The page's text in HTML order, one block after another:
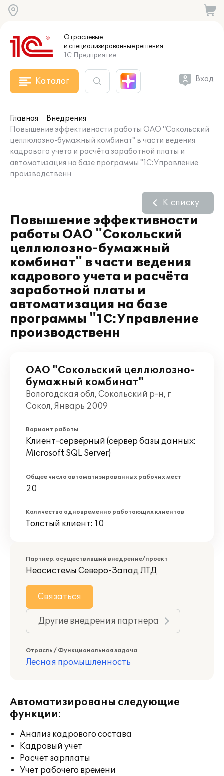
Отраслевые
и специализированныерешения
1С:Предприятие
Каталог Вход
Главная
Внедрения
Повышение эффективности работы ОАО "Сокольский
целлюлозно-бумажный комбинат" в части ведения
кадрового учета и расчёта заработной платы и
автоматизация на базе программы "1С:Управление
производственн
Повышение эффективности
работы ОАО "Сокольский
целлюлозно-бумажный
комбинат" в части ведения
кадрового учета и расчёта
заработной платы и
автоматизация на базе
программы "1С:Управление
производственн
К списку
ОАО "Сокольский целлюлозно-
бумажный комбинат"
Вологодская обл, Сокольский р-н, г
Сокол, Январь 2009
Вариант работы
Клиент-серверный (сервер базы данных:
Microsoft SQL Server)
Общее число автоматизированных рабочих мест
20
Количество одновременно работающих клиентов
Толстый клиент: 10
Партнер, осуществивший внедрение/проект
Неосистемы Северо-Запад ЛТД
Связаться
Другие внедрения партнера
Отрасль / Функциональная задача
Лесная промышленность
Автоматизированы следующие
функции:
Анализ кадрового состава
Кадровый учет
Расчет зарплаты
Учет рабочего времени